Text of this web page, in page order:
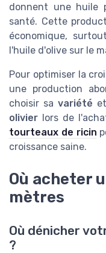
donnent une huile
santé. Cette
économique,
l'huile d'olive sur le
Pour optimiser la
une production
choisir savariété
olivier lors de
tourteaux de ricin
croissance saine.
Où acheter
mètres
Où dénicher
?